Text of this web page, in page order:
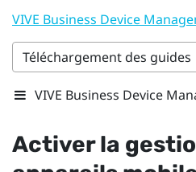
VIVE Business Device
Téléchargement des guides
VIVE Business Device
Activer la